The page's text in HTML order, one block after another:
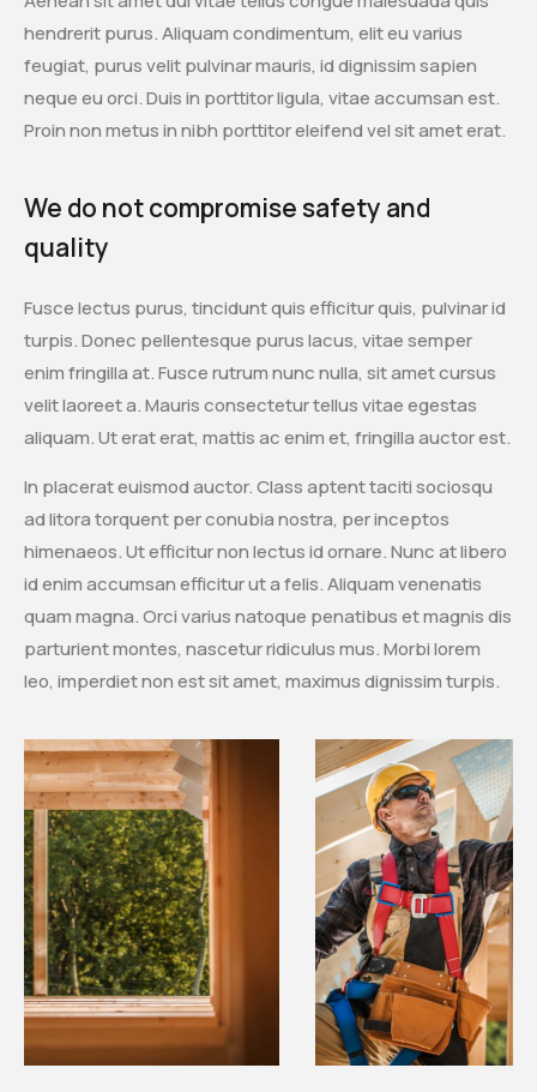
hendrerit purus. Aliquam condimentum, elit eu varius
feugiat, purus velit pulvinar mauris, id dignissim sapien
neque eu orci. Duis in porttitor ligula, vitae accumsan est.
Proin non metus in nibh porttitor eleifend vel sit amet erat.
We do not compromise safety and
quality
Fusce lectus purus, tincidunt quis efficitur quis, pulvinar id
turpis. Donec pellentesque purus lacus, vitae semper
enim fringilla at. Fusce rutrum nunc nulla, sit amet cursus
velit laoreet a. Mauris consectetur tellus vitae egestas
aliquam. Ut erat erat, mattis ac enim et, fringilla auctor est.
In placerat euismod auctor. Class aptent taciti sociosqu
ad litora torquent per conubia nostra, per inceptos
himenaeos. Ut efficitur non lectus id ornare. Nunc at libero
id enim accumsan efficitur ut a felis. Aliquam venenatis
quam magna. Orci varius natoque penatibus et magnis dis
parturient montes, nascetur ridiculus mus. Morbi lorem
leo, imperdiet non est sit amet, maximus dignissim turpis.